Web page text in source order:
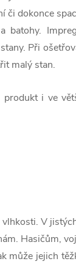
či dokonce
batohy.
Při
malý stan.
produkt i ve
V
Hasičům,
může jejich